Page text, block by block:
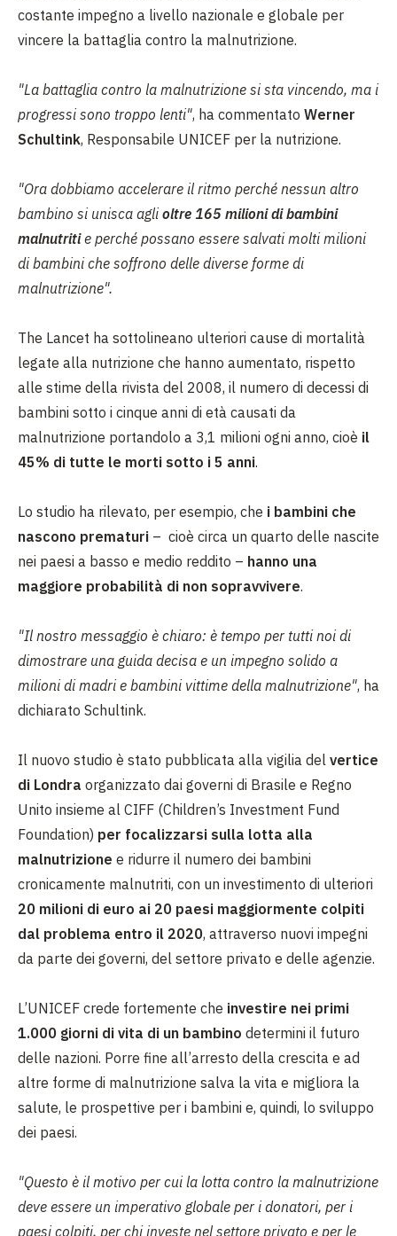
costante impegno a livello nazionale e globale per
vincere la battaglia contro la malnutrizione.
"La battaglia contro la malnutrizione si sta vincendo, ma i
progressi sono troppo lenti", ha commentato Werner
Schultink, Responsabile UNICEF per la nutrizione.
"Ora dobbiamo accelerare il ritmo perché nessun altro
bambino si unisca aglioltre 165 milioni di bambini
malnutritie perché possano essere salvati molti milioni
di bambini che soffrono delle diverse forme di
malnutrizione".
The Lancet ha sottolineano ulteriori cause di mortalità
legate alla nutrizione che hanno aumentato, rispetto
alle stime della rivista del 2008, il numero di decessi di
bambini sotto i cinque anni di età causati da
malnutrizione portandolo a 3,1 milioni ogni anno, cioè il
45% di tutte le morti sotto i 5 anni.
Lo studio ha rilevato, per esempio, che i bambini che
nascono prematuri – cioè circa un quarto delle nascite
nei paesi a basso e medio reddito – hanno una
maggiore probabilità di non sopravvivere.
"Il nostro messaggio è chiaro: è tempo per tutti noi di
dimostrare una guida decisa e un impegno solido a
milioni di madri e bambini vittime della malnutrizione", ha
dichiarato Schultink.
Il nuovo studio è stato pubblicata alla vigilia del vertice
di Londra organizzato dai governi di Brasile e Regno
Unito insieme al CIFF (Children’s Investment Fund
Foundation) per focalizzarsi sulla lotta alla
malnutrizione e ridurre il numero dei bambini
cronicamente malnutriti, con un investimento di ulteriori
20 milioni di euro ai 20 paesi maggiormente colpiti
dal problema entro il 2020, attraverso nuovi impegni
da parte dei governi, del settore privato e delle agenzie.
L’UNICEF crede fortemente che investire nei primi
1.000 giorni di vita di un bambino determini il futuro
delle nazioni. Porre fine all’arresto della crescita e ad
altre forme di malnutrizione salva la vita e migliora la
salute, le prospettive per i bambini e, quindi, lo sviluppo
dei paesi.
"Questo è il motivo per cui la lotta contro la malnutrizione
deve essere un imperativo globale per i donatori, per i
paesi colpiti, per chi investe nel settore privato e per le